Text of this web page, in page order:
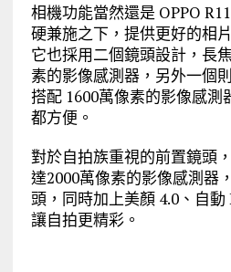
相機功能當然還是 OPPO
硬兼施之下，提供更好的相
它也採用二個鏡頭設計，長
素的影像感測器，另外一個
搭配 1600萬像素的影像感測
都方便。
對於自拍族重視的前置鏡頭
達2000萬像素的影像感測器
頭，同時加上美顏 4.0、自動
讓自拍更精彩。